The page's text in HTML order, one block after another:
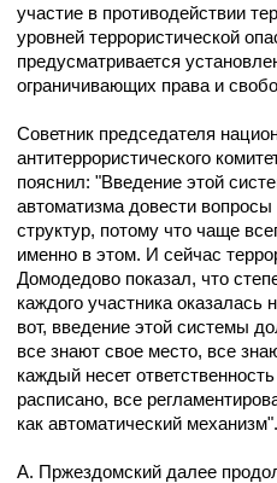
участие в противодействии
уровней террористической
предусматривается
ограничивающих права и
Советник председателя
антитеррористического
пояснил: "Введение этой
автоматизма довести
структур, потому что чаще
именно в этом. И сейчас
Домодедово показал, что
каждого участника оказалась
вот, введение этой системы
все знают свое место, все
каждый несет
расписано, все
как автоматический механизм".
А. Пржездомский далее